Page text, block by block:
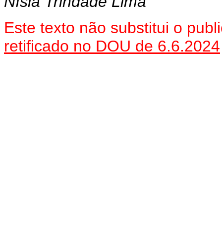
Este texto não substitui o
retificado no DOU de 6.6.2024